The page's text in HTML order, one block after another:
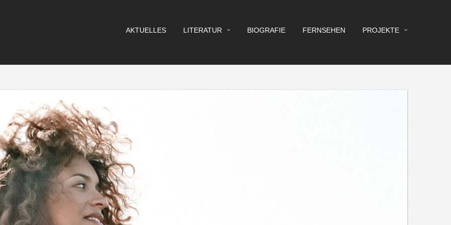
AKTUELLES LITERATUR BIOGRAFIE FERNSEHEN PROJEKTE